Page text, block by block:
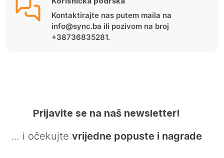
Kontaktirajte nas putem maila na
info@sync.ba ili pozivom na broj
+38736835281.
Prijavite se na naš newsletter!
… i očekujte vrijedne popuste i nagrade